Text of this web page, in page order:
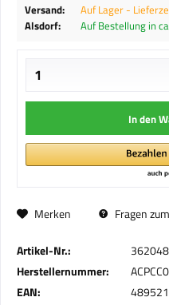
Versand:
Auf Lager -
Alsdorf:
Auf Bestellung in
In den
Merken Fragen
Artikel-Nr.:
362048
Herstellernummer:
EAN: